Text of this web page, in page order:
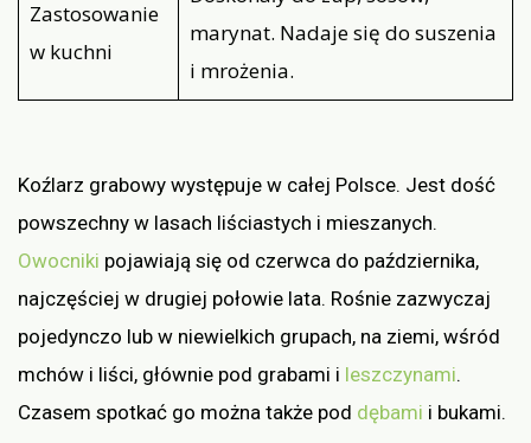
Zastosowanie
w kuchni
marynat. Nadaje się do suszenia
i mrożenia.
Koźlarz grabowy występuje w całej Polsce. Jest dość
powszechny w lasach liściastych i mieszanych.
Owocniki pojawiają się od czerwca do października,
najczęściej w drugiej połowie lata. Rośnie zazwyczaj
pojedynczo lub w niewielkich grupach, na ziemi, wśród
mchów i liści, głównie pod grabami i leszczynami.
Czasem spotkać go można także pod dębami i bukami.